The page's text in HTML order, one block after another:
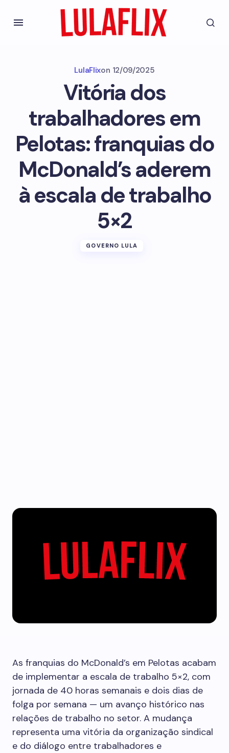
LulaFlixon 12/09/2025
Vitória dos
trabalhadores em
Pelotas: franquias do
McDonald’s aderem
à escala de trabalho
5×2
GOVERNO LULA
As franquias do McDonald’s em Pelotas acabam
de implementar a escala de trabalho 5×2, com
jornada de 40 horas semanais e dois dias de
folga por semana — um avanço histórico nas
relações de trabalho no setor. A mudança
representa uma vitória da organização sindical
e do diálogo entre trabalhadores e